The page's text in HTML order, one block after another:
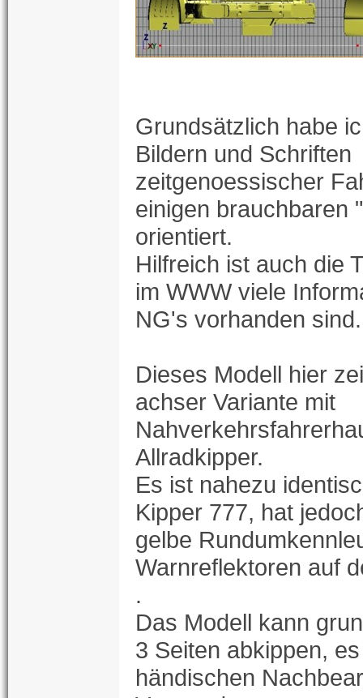
Grundsätzlich habe
Bildern und Schriften
zeitgenoessischer
einigen brauchbaren
orientiert.
Hilfreich ist auch die
im WWW viele
NG's vorhanden sind.
Dieses Modell hier
achser Variante mit
Allradkipper.
Es ist nahezu
Kipper 777, hat
gelbe
Warnreflektoren auf
.
Das Modell kann
3 Seiten abkippen,
händischen